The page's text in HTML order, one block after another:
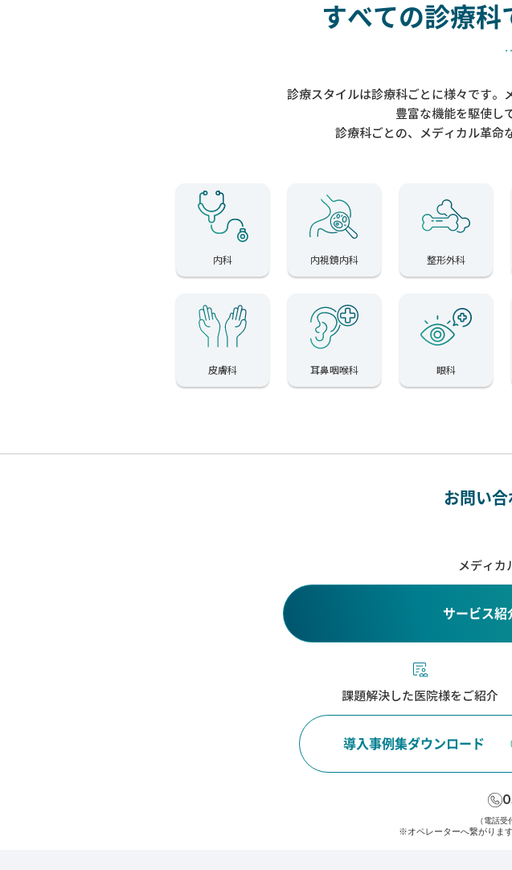
すべての診療科
診療スタイルは診療科ごとに様々です。
豊富な機能を駆使し
診療科ごとの、メディカル革命
内科 内視鏡内科 整形外科
皮膚科 耳鼻咽喉科 眼科
お問い合
メディカ
サービス紹
課題解決した医院様をご紹介
導入事例集ダウンロード
（電話
※オペレーターへ繋がります